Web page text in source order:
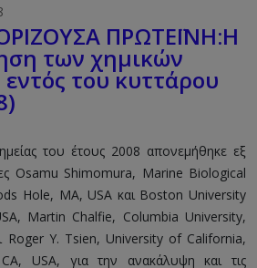
ΠΡΩΤΕΪΝΗ:Η
των χημικών
του κυττάρου
του έτους 2008 απονεμήθηκε εξ
Osamu Shimomura, Marine Biological
Hole, MA, USA και Boston University
Martin Chalfie, Columbia University,
Roger Y. Tsien, University of California,
USA, για την ανακάλυψη και τις